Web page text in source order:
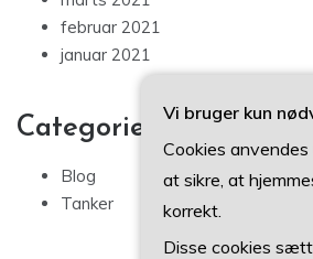
februar 2021
januar 2021
Categories
Blog
Tanker
Vi bruger kun
Cookies
at sikre, at
korrekt.
Disse cookies